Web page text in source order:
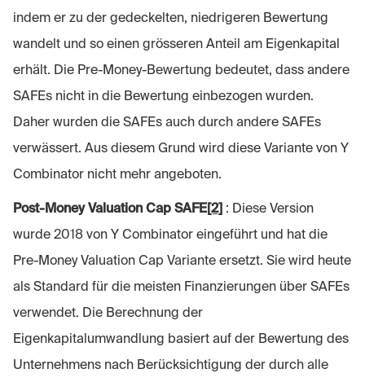
indem er zu der gedeckelten, niedrigeren Bewertung
wandelt und so einen grösseren Anteil am Eigenkapital
erhält. Die Pre-Money-Bewertung bedeutet, dass andere
SAFEs nicht in die Bewertung einbezogen wurden.
Daher wurden die SAFEs auch durch andere SAFEs
verwässert. Aus diesem Grund wird diese Variante von Y
Combinator nicht mehr angeboten.
Post-Money Valuation Cap SAFE[2] : Diese Version
wurde 2018 von Y Combinator eingeführt und hat die
Pre-Money Valuation Cap Variante ersetzt. Sie wird heute
als Standard für die meisten Finanzierungen über SAFEs
verwendet. Die Berechnung der
Eigenkapitalumwandlung basiert auf der Bewertung des
Unternehmens nach Berücksichtigung der durch alle